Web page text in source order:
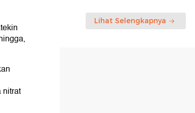
nitrat
Lihat Selengkapnya